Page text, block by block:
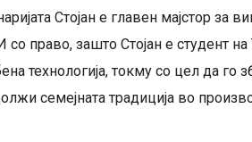
Стојан е главен мајстор за
со право, зашто Стојан е студент
технологија, токму со цел да го
семејната традиција во